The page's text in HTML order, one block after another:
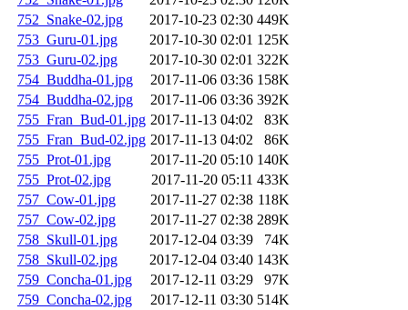
752_Snake-02.jpg
2017-10-23 02:30 449K
753_Guru-01.jpg
2017-10-30 02:01 125K
753_Guru-02.jpg
2017-10-30 02:01 322K
754_Buddha-01.jpg
2017-11-06 03:36 158K
754_Buddha-02.jpg
2017-11-06 03:36 392K
755_Fran_Bud-01.jpg 2017-11-13 04:02
83K
755_Fran_Bud-02.jpg 2017-11-13 04:02
86K
755_Prot-01.jpg
2017-11-20 05:10 140K
755_Prot-02.jpg
2017-11-20 05:11 433K
757_Cow-01.jpg
2017-11-27 02:38 118K
757_Cow-02.jpg
2017-11-27 02:38 289K
758_Skull-01.jpg
2017-12-04 03:39
74K
758_Skull-02.jpg
2017-12-04 03:40 143K
759_Concha-01.jpg
2017-12-11 03:29
97K
759_Concha-02.jpg
2017-12-11 03:30 514K